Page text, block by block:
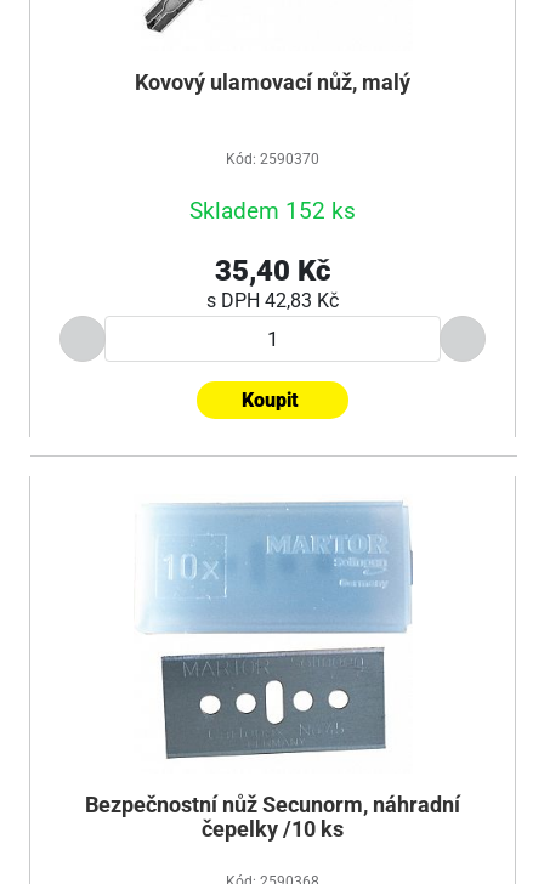
Kovový ulamovací nůž, malý
Kód: 2590370
Skladem 152 ks
35,40 Kč
s DPH 42,83 Kč
Koupit
Bezpečnostní nůž Secunorm, náhradní
čepelky /10 ks